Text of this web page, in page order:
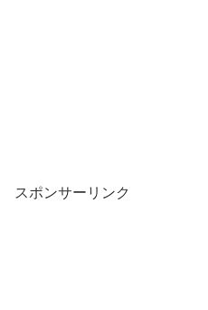
スポンサーリンク